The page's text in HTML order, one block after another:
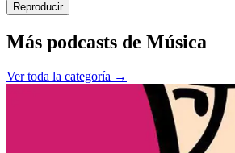
Reproducir
Más podcasts de Música
Ver toda la categoría →